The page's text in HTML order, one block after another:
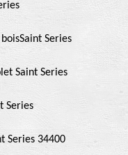
Series
Saint Series
Series
Series 34400